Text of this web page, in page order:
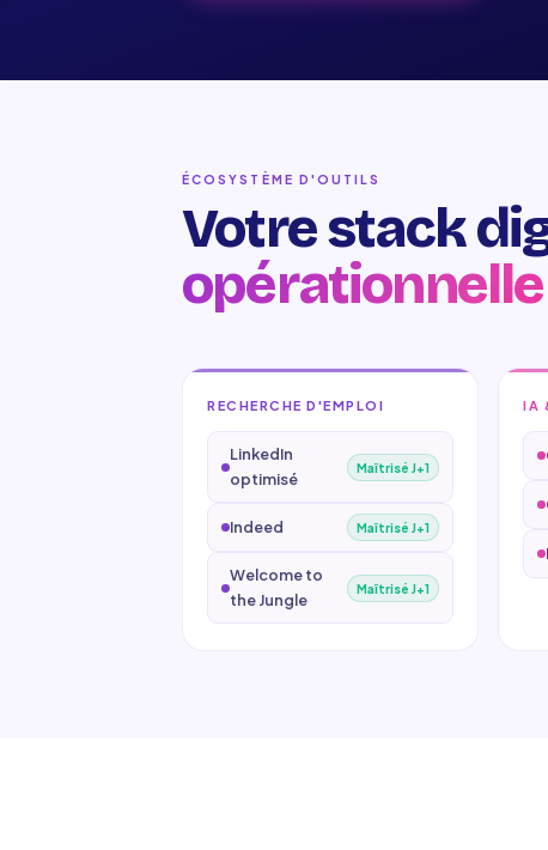
ÉCOSYSTÈME D'OUTILS
Votre stack
opérationnelle
RECHERCHE D'EMPLOI
LinkedIn
optimisé
Maîtrisé J+1
Indeed Maîtrisé J+1
Welcome to
the Jungle
Maîtrisé J+1
IA